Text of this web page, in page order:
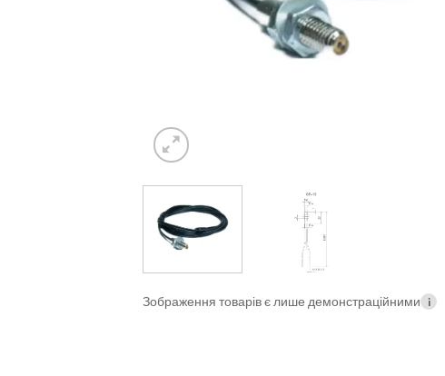
Зображення товарів є лише демонстраційними i